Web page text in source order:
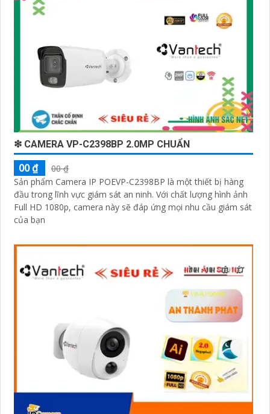
❇ CAMERA VP-C2398BP 2.0MP CHUẨN
00 ₫
00 ₫
Sản phẩm Camera IP POEVP-C2398BP là một thiết bị hàng
đầu trong lĩnh vực giám sát an ninh. Với chất lượng hình ảnh
Full HD 1080p, camera này sẽ đáp ứng mọi nhu cầu giám sát
của bạn